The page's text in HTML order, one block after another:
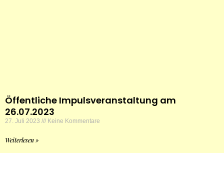
Öffentliche Impulsveranstaltung am
26.07.2023
27. Juli 2023 Keine Kommentare
Weiterlesen »